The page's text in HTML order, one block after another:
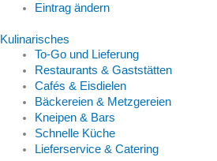
Eintrag ändern
Kulinarisches
To-Go und Lieferung
Restaurants & Gaststätten
Cafés & Eisdielen
Bäckereien & Metzgereien
Kneipen & Bars
Schnelle Küche
Lieferservice & Catering